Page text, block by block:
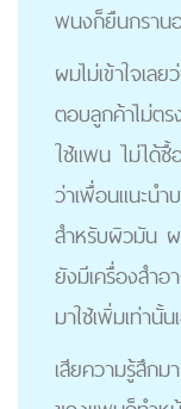
พนงก็ยืนกราน
ผมไม่เข้าใจเล
ตอบลูกค้าไม่ต
ใช้แพน ไม่ได้ซื้
ว่าเพื่อนแนะน
สำหรับผิวมัน
ยังมีเครื่องสำ
มาใช้เพิ่มเท่านั้น
เสียความรู้สึก